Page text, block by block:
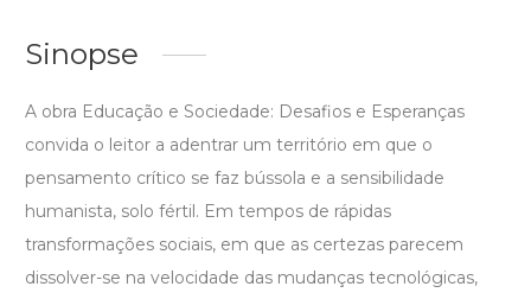
Sinopse
A obra Educação e Sociedade: Desafios e Esperanças
convida o leitor a adentrar um território em que o
pensamento crítico se faz bússola e a sensibilidade
humanista, solo fértil. Em tempos de rápidas
transformações sociais, em que as certezas parecem
dissolver-se na velocidade das mudanças tecnológicas,